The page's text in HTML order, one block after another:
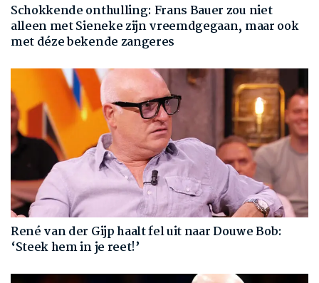
Schokkende onthulling: Frans Bauer zou niet
alleen met Sieneke zijn vreemdgegaan, maar ook
met déze bekende zangeres
René van der Gijp haalt fel uit naar Douwe Bob:
‘Steek hem in je reet!’